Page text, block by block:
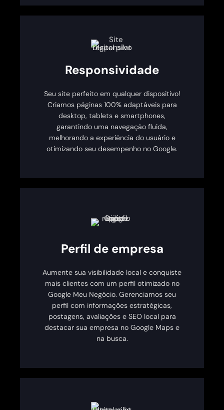
Responsividade
Seu site perfeito em qualquer dispositivo!
Criamos páginas 100% adaptáveis para
desktop, tablets e smartphones,
garantindo uma navegação fluida,
melhorando a experiência do usuário e
otimizando seu desempenho no Google.
Perfil de empresa
Aumente sua visibilidade local e conquiste
mais clientes com um perfil otimizado no
Google Meu Negócio. Gerenciamos seu
perfil com informações estratégicas,
postagens, avaliações e SEO local para
destacar sua empresa no Google Maps e
na busca.